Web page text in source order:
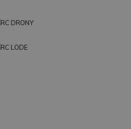
RC DRONY
RC LODE